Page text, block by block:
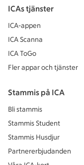
ICAs tjänster
ICA-appen
ICA Scanna
ICA ToGo
Fler appar och tjänster
Stammis på ICA
Bli stammis
Stammis Student
Stammis Husdjur
Partnererbjudanden